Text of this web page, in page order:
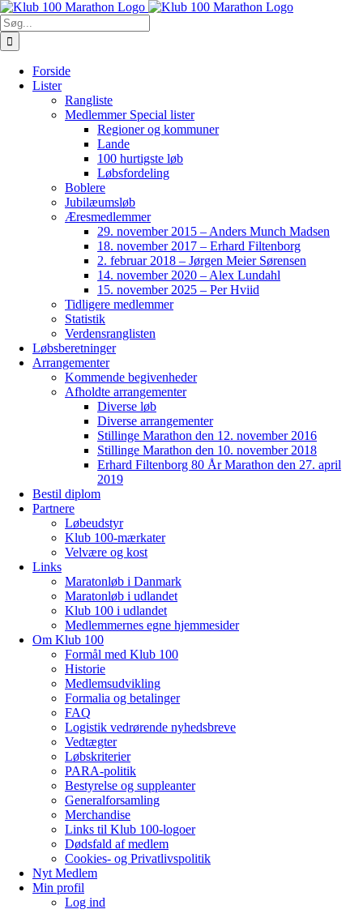
Skip
to
content
Søg
efter:
Forside
Lister
Rangliste
Medlemmer Special lister
Regioner og kommuner
Lande
100 hurtigste løb
Løbsfordeling
Boblere
Jubilæumsløb
Æresmedlemmer
29. november 2015 – Anders Munch Madsen
18. november 2017 – Erhard Filtenborg
2. februar 2018 – Jørgen Meier Sørensen
14. november 2020 – Alex Lundahl
15. november 2025 – Per Hviid
Tidligere medlemmer
Statistik
Verdensranglisten
Løbsberetninger
Arrangementer
Kommende begivenheder
Afholdte arrangementer
Diverse løb
Diverse arrangementer
Stillinge Marathon den 12. november 2016
Stillinge Marathon den 10. november 2018
Erhard Filtenborg 80 År Marathon den 27. april
2019
Bestil diplom
Partnere
Løbeudstyr
Klub 100-mærkater
Velvære og kost
Links
Maratonløb i Danmark
Maratonløb i udlandet
Klub 100 i udlandet
Medlemmernes egne hjemmesider
Om Klub 100
Formål med Klub 100
Historie
Medlemsudvikling
Formalia og betalinger
FAQ
Logistik vedrørende nyhedsbreve
Vedtægter
Løbskriterier
PARA-politik
Bestyrelse og suppleanter
Generalforsamling
Merchandise
Links til Klub 100-logoer
Dødsfald af medlem
Cookies- og Privatlivspolitik
Nyt Medlem
Min profil
Log ind